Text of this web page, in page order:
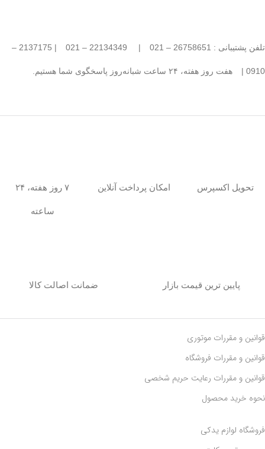
تلفن پشتیبانی : 26758651 – 021 |
| 2137175 –
0910 | هفت روز هفته، ۲۴ ساعت شبانه‌روز پاسخگوی شما هستیم.
تحویل اکسپرس امکان پرداخت آنلاین ۷ روز هفته، ۲۴
ساعته
پایین ترین قیمت بازار ضمانت اصالت کالا
قوانین و مقررات موتوری
قوانین و مقررات فروشگاه
قوانین و مقررات رعايت حريم شخصی
نحوه خرید محصول
فروشگاه لوازم یدکی